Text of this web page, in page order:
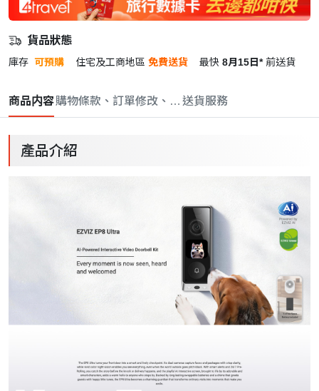
貨品狀態
庫存 可預購 住宅及工商地區 免費送貨 最快 8月15日* 前送貨
商品内容購物條款、訂單修改、取消與退款政策
送貨服務
產品介紹